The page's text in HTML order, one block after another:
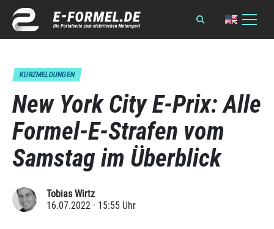
KURZMELDUNGEN
New York City E-Prix: Alle
Formel-E-Strafen vom
Samstag im Überblick
Tobias Wirtz
16.07.2022 · 15:55 Uhr